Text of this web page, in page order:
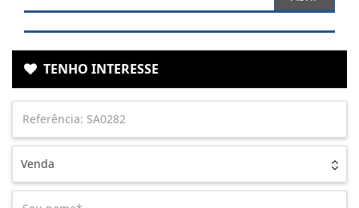
TENHO INTERESSE
Venda